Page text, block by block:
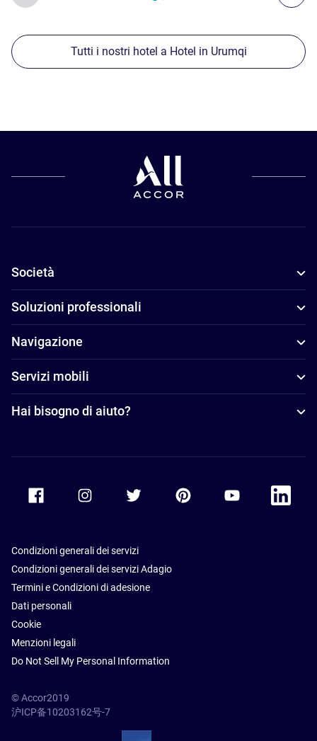
Tutti i nostri hotel a Hotel in Urumqi
Società
Soluzioni professionali
Navigazione
Servizi mobili
Hai bisogno di aiuto?
Accor Facebook Accor TwitterAccor PinterestAccor Youtube
Accor
Condizioni generali dei servizi
Condizioni generali dei servizi Adagio
Termini e Condizioni di adesione
Dati personali
Cookie
Menzioni legali
Do Not Sell My Personal Information
© Accor2019
沪ICP备10203162号-7